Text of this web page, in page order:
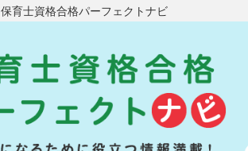
保育士資格合格パーフェクトナビ